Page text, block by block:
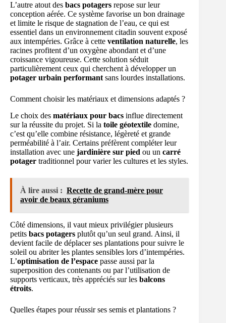
L’autre atout des bacs potagers repose sur leur
conception aérée. Ce système favorise un bon drainage
et limite le risque de stagnation de l’eau, ce qui est
essentiel dans un environnement citadin souvent exposé
aux intempéries. Grâce à cette ventilation naturelle, les
racines profitent d’un oxygène abondant et d’une
croissance vigoureuse. Cette solution séduit
particulièrement ceux qui cherchent à développer un
potager urbain performant sans lourdes installations.
Comment choisir les matériaux et dimensions adaptés ?
Le choix des matériaux pour bacs influe directement
sur la réussite du projet. Si la toile géotextile domine,
c’est qu’elle combine résistance, légèreté et grande
perméabilité à l’air. Certains préfèrent compléter leur
installation avec une jardinière sur pied ou un carré
potager traditionnel pour varier les cultures et les styles.
À lire aussi : Recette de grand-mère pour
avoir de beaux géraniums
Côté dimensions, il vaut mieux privilégier plusieurs
petits bacs potagers plutôt qu’un seul grand. Ainsi, il
devient facile de déplacer ses plantations pour suivre le
soleil ou abriter les plantes sensibles lors d’intempéries.
L’optimisation de l’espace passe aussi par la
superposition des contenants ou par l’utilisation de
supports verticaux, très appréciés sur les balcons
étroits.
Quelles étapes pour réussir ses semis et plantations ?